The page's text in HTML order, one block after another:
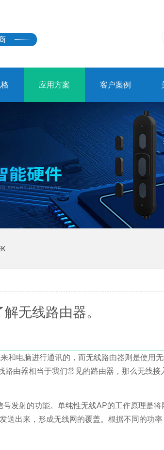
应用方案 客户案例
无线路由器。
和电脑进行通讯的，而无线路由器则是使用无
由器相当于我们常见的路由器，那么无线接
发射的功能。单纯性无线AP的工作原理是将
出来，形成无线网的覆盖。根据不同的功